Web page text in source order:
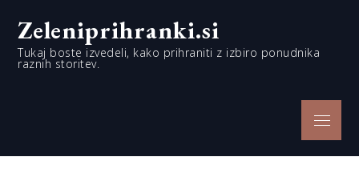
content
Zeleniprihranki.si
Tukaj boste izvedeli, kako prihraniti z izbiro ponudnika
raznih storitev.
Menu